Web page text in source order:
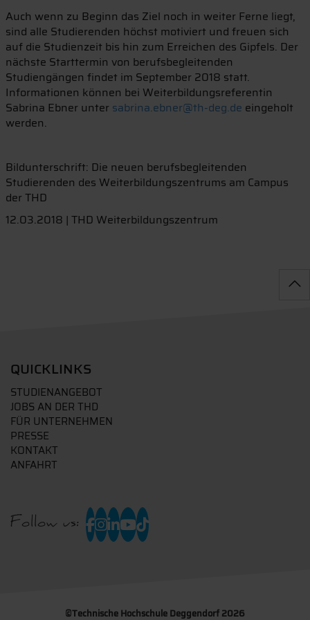
Auch wenn zu Beginn das Ziel noch in weiter Ferne liegt,
sind alle Studierenden höchst motiviert und freuen sich
auf die Studienzeit bis hin zum Erreichen des Gipfels. Der
nächste Starttermin von berufsbegleitenden
Studiengängen findet im September 2018 statt.
Informationen können bei Weiterbildungsreferentin
Sabrina Ebner unter sabrina.ebner@th-deg.de eingeholt
werden.
Bildunterschrift: Die neuen berufsbegleitenden
Studierenden des Weiterbildungszentrums am Campus
der THD
12.03.2018 | THD Weiterbildungszentrum
QUICKLINKS
STUDIENANGEBOT
JOBS AN DER THD
FÜR UNTERNEHMEN
PRESSE
KONTAKT
ANFAHRT
Follow us:
©Technische Hochschule Deggendorf 2026